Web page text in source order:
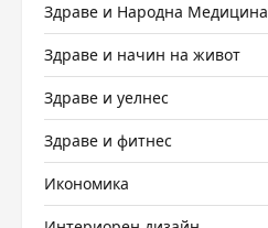
Здраве и Народна Медицина
Здраве и начин на живот
Здраве и уелнес
Здраве и фитнес
Икономика